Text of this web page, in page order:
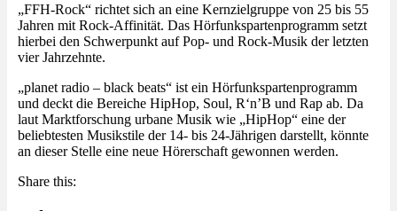
„FFH-Rock“ richtet sich an eine Kernzielgruppe von 25 bis 55
Jahren mit Rock-Affinität. Das Hörfunkspartenprogramm setzt
hierbei den Schwerpunkt auf Pop- und Rock-Musik der letzten
vier Jahrzehnte.
„planet radio – black beats“ ist ein Hörfunkspartenprogramm
und deckt die Bereiche HipHop, Soul, R‘n’B und Rap ab. Da
laut Marktforschung urbane Musik wie „HipHop“ eine der
beliebtesten Musikstile der 14- bis 24-Jährigen darstellt, könnte
an dieser Stelle eine neue Hörerschaft gewonnen werden.
Share this: